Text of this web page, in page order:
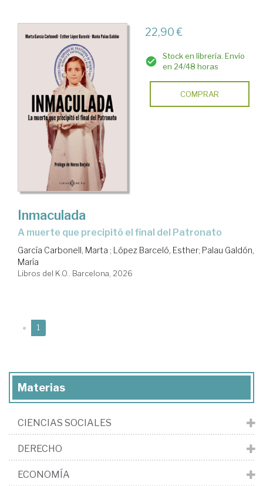
22,90 €
Stock en librería. Envío
en 24/48 horas
COMPRAR
Inmaculada
a muerte que precipitó el final del Patronato
García Carbonell, Marta ; López Barceló, Esther; Palau Galdón,
María
Libros del K.O.. Barcelona, 2026
« 1
Materias
CIENCIAS SOCIALES
DERECHO
ECONOMÍA